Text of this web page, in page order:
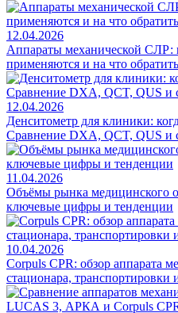
12.04.2026
Аппараты механической СЛР:
применяются и на что
12.04.2026
Денситометр для клиники:
Сравнение DXA, QCT, QUS и
11.04.2026
Объёмы рынка медицинского
ключевые цифры и тенденции
10.04.2026
Corpuls CPR: обзор аппарата
стационара, транспортировки